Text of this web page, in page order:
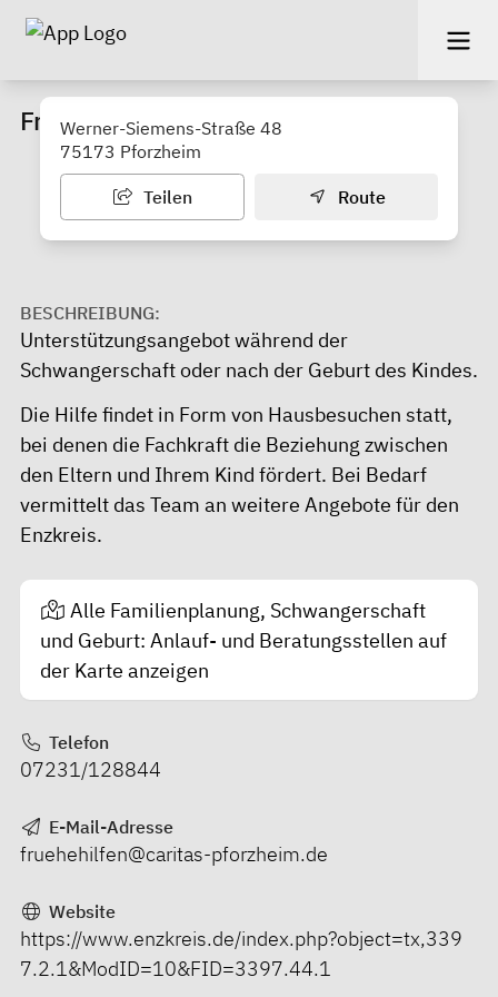
Frühe Hilfen für den Enzkreis
Werner-Siemens-Straße 48
75173 Pforzheim
Teilen Route
BESCHREIBUNG:
Unterstützungsangebot während der
Schwangerschaft oder nach der Geburt des Kindes.
Die Hilfe findet in Form von Hausbesuchen statt,
bei denen die Fachkraft die Beziehung zwischen
den Eltern und Ihrem Kind fördert. Bei Bedarf
vermittelt das Team an weitere Angebote für den
Enzkreis.
Alle Familienplanung, Schwangerschaft
und Geburt: Anlauf- und Beratungsstellen auf
der Karte anzeigen
Telefon
07231/128844
E-Mail-Adresse
fruehehilfen@caritas-pforzheim.de
Website
https://www.enzkreis.de/index.php?object=tx,339
7.2.1&ModID=10&FID=3397.44.1